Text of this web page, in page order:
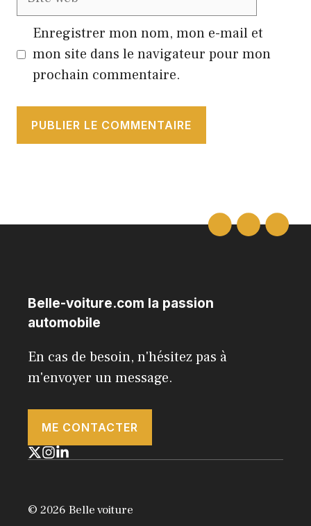
Enregistrer mon nom, mon e-mail et
mon site dans le navigateur pour mon
prochain commentaire.
Belle-voiture.com la passion
automobile
En cas de besoin, n'hésitez pas à
m'envoyer un message.
ME CONTACTER
© 2026 Belle voiture